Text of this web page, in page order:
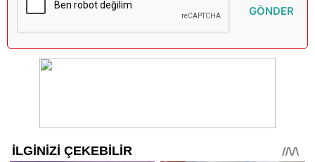
GÖNDER